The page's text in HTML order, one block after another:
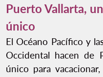
Puerto Vallarta,
único
El Océano Pacífico y
Occidental hacen de
único para